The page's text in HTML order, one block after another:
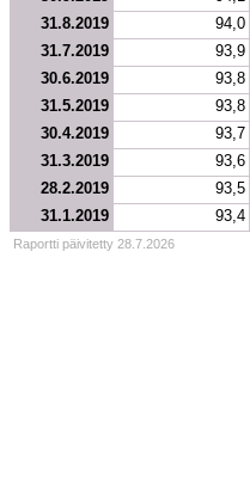
31.8.2019
94,0
31.7.2019
93,9
30.6.2019
93,8
31.5.2019
93,8
30.4.2019
93,7
31.3.2019
93,6
28.2.2019
93,5
31.1.2019
93,4
Raportti päivitetty 28.7.2026